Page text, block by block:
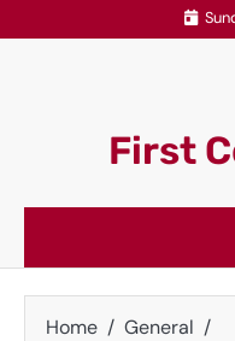
to
First
Home
General